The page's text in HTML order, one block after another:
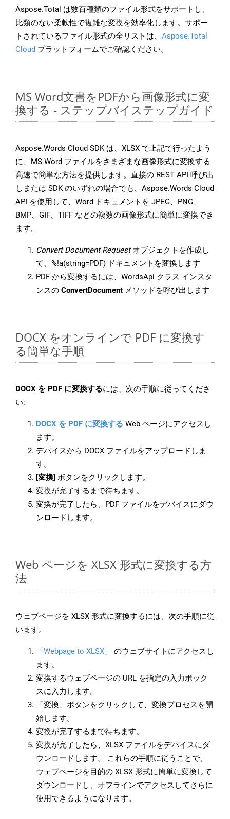
Aspose.Total は数百種類のファイル形式をサポートし、
比類のない柔軟性で複雑な変換を効率化します。サポー
トされているファイル形式の全リストは、 Aspose.Total
Cloud プラットフォームでご確認ください。
MS Word文書をPDFから画像形式に変
換する - ステップバイステップガイド
Aspose.Words Cloud SDK は、XLSX で上記で行ったよう
に、MS Word ファイルをさまざまな画像形式に変換する
高速で簡単な方法を提供します。直接の REST API 呼び出
しまたは SDK のいずれの場合でも、Aspose.Words Cloud
API を使用して、Word ドキュメントを JPEG、PNG、
BMP、GIF、TIFF などの複数の画像形式に簡単に変換でき
ます。
Convert Document Requestオブジェクトを作成し
て、%!a(string=PDF) ドキュメントを変換します
PDF から変換するには、WordsApi クラス インスタ
ンスの ConvertDocument メソッドを呼び出します
DOCX をオンラインで PDF に変換す
る簡単な手順
DOCX を PDF に変換するには、次の手順に従ってくださ
い:
DOCX を PDF に変換する Web ページにアクセスし
ます。
デバイスから DOCX ファイルをアップロードしま
す。
[変換] ボタンをクリックします。
変換が完了するまで待ちます。
変換が完了したら、PDF ファイルをデバイスにダウ
ンロードします。
Web ページを XLSX 形式に変換する方
法
ウェブページを XLSX 形式に変換するには、次の手順に従
います。
「Webpage to XLSX」
のウェブサイトにアクセスし
ます。
変換するウェブページの URL を指定の入力ボック
スに入力します。
「変換」ボタンをクリックして、変換プロセスを開
始します。
変換が完了するまで待ちます。
変換が完了したら、XLSX ファイルをデバイスにダ
ウンロードします。 これらの手順に従うことで、
ウェブページを目的の XLSX 形式に簡単に変換して
ダウンロードし、オフラインでアクセスしてさらに
使用できるようになります。